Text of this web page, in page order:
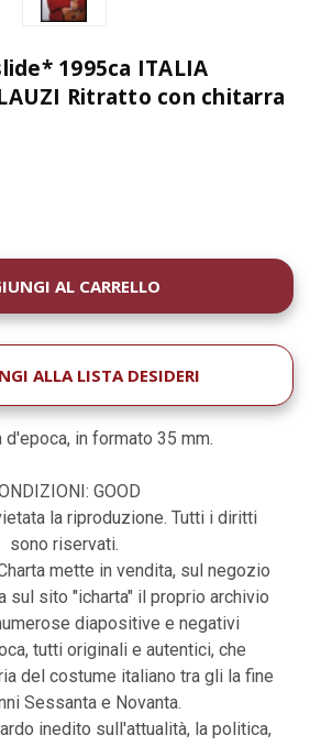
1995ca ITALIA
Ritratto con chitarra
ALLA LISTA DESIDERI
d'epoca, in formato 35 mm.
GOOD
la riproduzione. Tutti i diritti
sono riservati.
mette in vendita, sul negozio
sul sito "icharta" il proprio archivio
diapositive e negativi
tutti originali e autentici, che
del costume italiano tra gli la fine
Sessanta e Novanta.
inedito sull'attualità, la politica,